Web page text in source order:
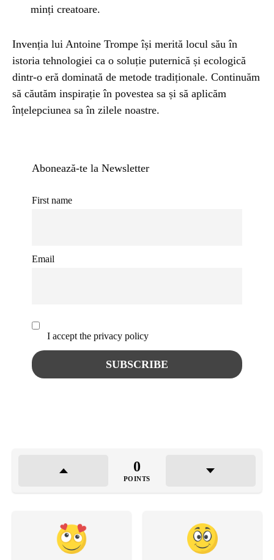
minți creatoare.
Invenția lui Antoine Trompe își merită locul său în
istoria tehnologiei ca o soluție puternică și ecologică
dintr-o eră dominată de metode tradiționale. Continuăm
să căutăm inspirație în povestea sa și să aplicăm
înțelepciunea sa în zilele noastre.
Abonează-te la Newsletter
First name
Email
I accept the privacy policy
0
POINTS